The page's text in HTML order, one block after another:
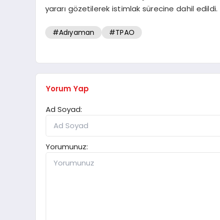
yararı gözetilerek istimlak sürecine dahil edildi.
#Adıyaman #TPAO
Yorum Yap
Ad Soyad:
Yorumunuz: